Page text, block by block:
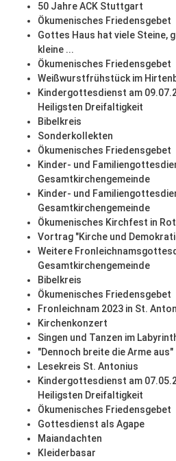
50 Jahre ACK Stuttgart
Ökumenisches Friedensgebet
Gottes Haus hat viele Steine,
kleine ...
Ökumenisches Friedensgebet
Weißwurstfrühstück im
Kindergottesdienst am
Heiligsten Dreifaltigkeit
Bibelkreis
Sonderkollekten
Ökumenisches Friedensgebet
Kinder- und
Gesamtkirchengemeinde
Kinder- und
Gesamtkirchengemeinde
Ökumenisches Kirchfest in Rot
Vortrag "Kirche und
Weitere
Gesamtkirchengemeinde
Bibelkreis
Ökumenisches Friedensgebet
Fronleichnam 2023 in St.
Kirchenkonzert
Singen und Tanzen im
"Dennoch breite die Arme aus"
Lesekreis St. Antonius
Kindergottesdienst am
Heiligsten Dreifaltigkeit
Ökumenisches Friedensgebet
Gottesdienst als Agape
Maiandachten
Kleiderbasar